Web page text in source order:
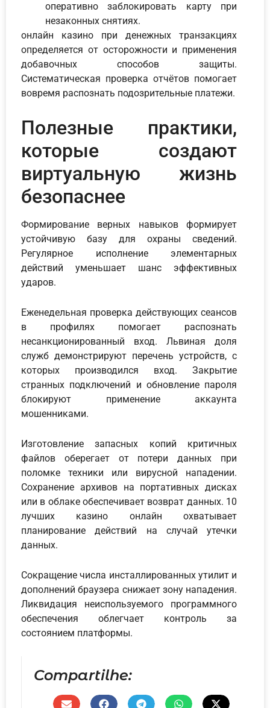
оперативно заблокировать карту при
незаконных снятиях.
онлайн казино при денежных транзакциях
определяется от осторожности и применения
добавочных способов защиты.
Систематическая проверка отчётов помогает
вовремя распознать подозрительные платежи.
Полезные практики,
которые создают
виртуальную жизнь
безопаснее
Формирование верных навыков формирует
устойчивую базу для охраны сведений.
Регулярное исполнение элементарных
действий уменьшает шанс эффективных
ударов.
Еженедельная проверка действующих сеансов
в профилях помогает распознать
несанкционированный вход. Львиная доля
служб демонстрируют перечень устройств, с
которых производился вход. Закрытие
странных подключений и обновление пароля
блокируют применение аккаунта
мошенниками.
Изготовление запасных копий критичных
файлов оберегает от потери данных при
поломке техники или вирусной нападении.
Сохранение архивов на портативных дисках
или в облаке обеспечивает возврат данных. 10
лучших казино онлайн охватывает
планирование действий на случай утечки
данных.
Сокращение числа инсталлированных утилит и
дополнений браузера снижает зону нападения.
Ликвидация неиспользуемого программного
обеспечения облегчает контроль за
состоянием платформы.
Compartilhe: